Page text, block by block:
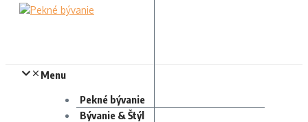
Menu
Pekné bývanie
Bývanie & Štýl